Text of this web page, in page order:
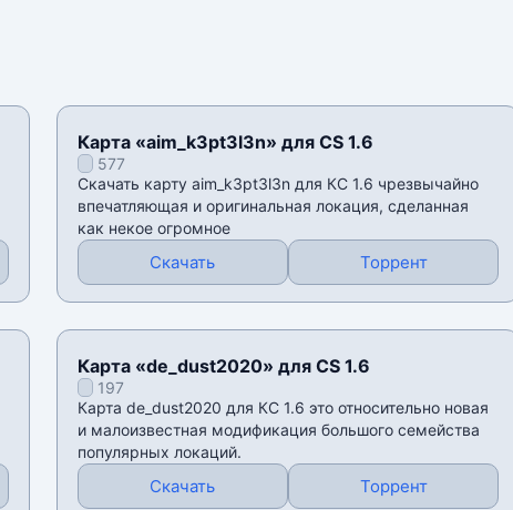
Карта «aim_k3pt3l3n» для CS 1.6
577
Скачать карту aim_k3pt3l3n для КС 1.6 чрезвычайно
впечатляющая и оригинальная локация, сделанная
как некое огромное
Скачать Торрент
Карта «de_dust2020» для CS 1.6
197
Карта de_dust2020 для КС 1.6 это относительно новая
и малоизвестная модификация большого семейства
популярных локаций.
Скачать Торрент